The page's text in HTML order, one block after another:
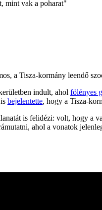
mint vak a poharat"
a Tisza-kormány leendő
indult, ahol fölényes
bejelentette, hogy a Tisza-
is felidézi: volt, hogy
ahol a vonatok